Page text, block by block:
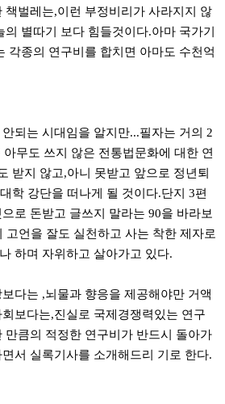
책벌레는,이런 부정비리가 사라지지 않
별따기 보다 힘들것이다.아마 국가기
각종의 연구비를 합치면 아마도 수천억
되는 시대임을 알지만...필자는 거의 2
무도 쓰지 않은 전통법문화에 대한 연
받지 않고,아니 못받고 앞으로 정년퇴
학 강단을 떠나게 될 것이다.단지 3편
로 돈받고 글쓰지 말라는 90을 바라보
고언을 잘도 실천하고 사는 착한 제자로
하며 자위하고 살아가고 있다.
다는 ,뇌물과 향응을 제공해야만 거액
보다는,진실로 국제경쟁력있는 연구
만큼의 적정한 연구비가 반드시 돌아가
서 실록기사를 소개해드리 기로 한다.